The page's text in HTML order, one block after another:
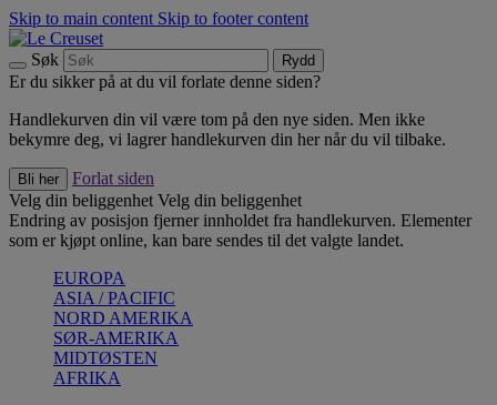
Skip to main content Skip to footer content
Søk Rydd
Er du sikker på at du vil forlate denne siden?
Handlekurven din vil være tom på den nye siden. Men ikke
bekymre deg, vi lagrer handlekurven din her når du vil tilbake.
Bli her
Forlat siden
Velg din beliggenhet Velg din beliggenhet
Endring av posisjon fjerner innholdet fra handlekurven. Elementer
som er kjøpt online, kan bare sendes til det valgte landet.
EUROPA
ASIA / PACIFIC
NORD AMERIKA
SØR-AMERIKA
MIDTØSTEN
AFRIKA